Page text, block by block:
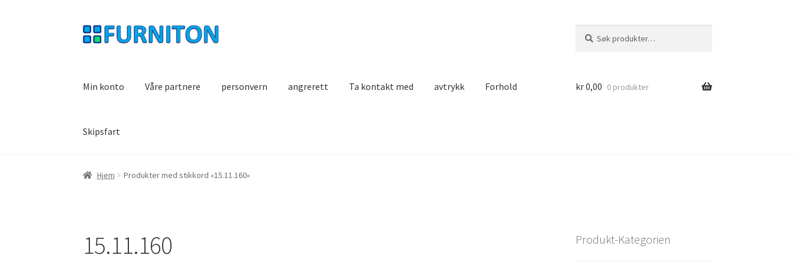
Hopp
til
Hopp
til
etter:
Min konto Våre partnere personvern angrerett Ta kontakt med avtrykk Forhold
Skipsfart
kr0,00 0 produkter
Hjem Produkter med stikkord «15.11.160»
15.11.160 Produkt-Kategorien